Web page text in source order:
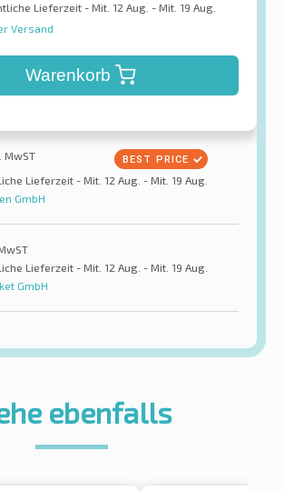
Lieferzeit - Mit. 12 Aug. - Mit. 19 Aug.
Versand
Warenkorb
MwST
Lieferzeit - Mit. 12 Aug. - Mit. 19 Aug.
GmbH
Lieferzeit - Mit. 12 Aug. - Mit. 19 Aug.
GmbH
ebenfalls